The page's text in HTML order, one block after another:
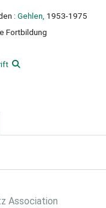
: Gehlen, 1953-1975
Fortbildung
Association